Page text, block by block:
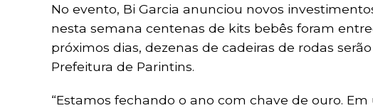
No evento, Bi Garcia anunciou novos
nesta semana centenas de kits bebês foram
próximos dias, dezenas de cadeiras de rodas
Prefeitura de Parintins.
“Estamos fechando o ano com chave de ouro.